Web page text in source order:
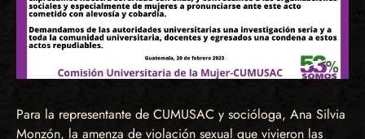
Para la representante de CUMUSAC y socióloga, Ana Silvia
Monzón, la amenza de violación sexual que vivieron las